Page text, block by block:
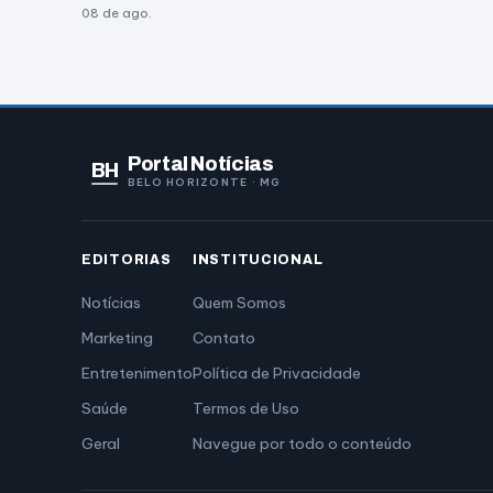
08 de ago.
BH Portal Notícias
BELO HORIZONTE · MG
EDITORIAS
Notícias
Marketing
Entretenimento
Saúde
Geral
INSTITUCIONAL
Quem Somos
Contato
Política de Privacidade
Termos de Uso
Navegue por todo o conteúdo